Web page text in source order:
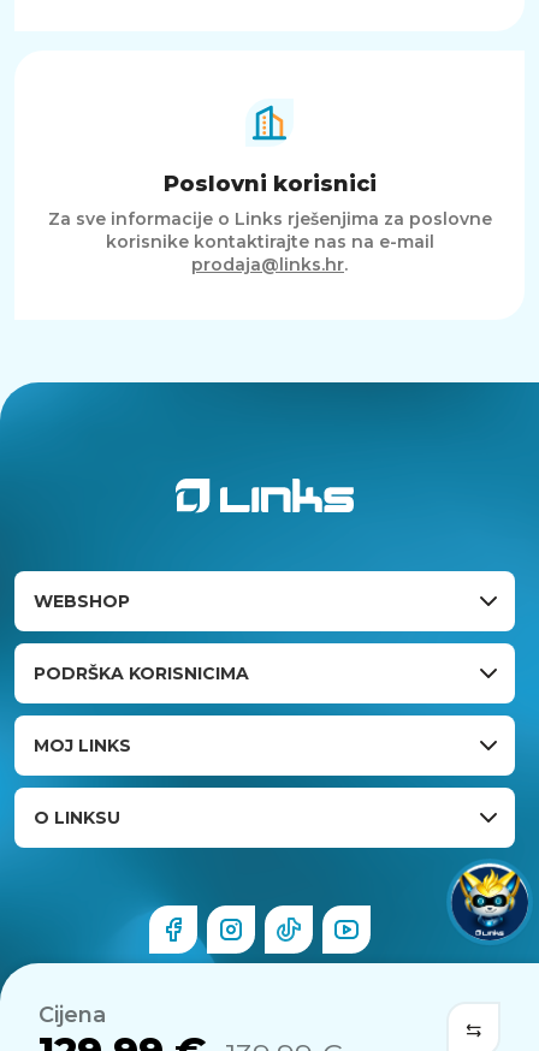
Cijena
Poslovni korisnici
Za sve informacije o Links rješenjima za poslovne
korisnike kontaktirajte nas na e-mail
prodaja@links.hr.
WEBSHOP
PODRŠKA KORISNICIMA
MOJ LINKS
O LINKSU